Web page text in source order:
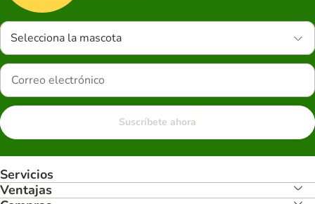
Selecciona la mascota
Suscríbete ahora
Servicios
Ventajas